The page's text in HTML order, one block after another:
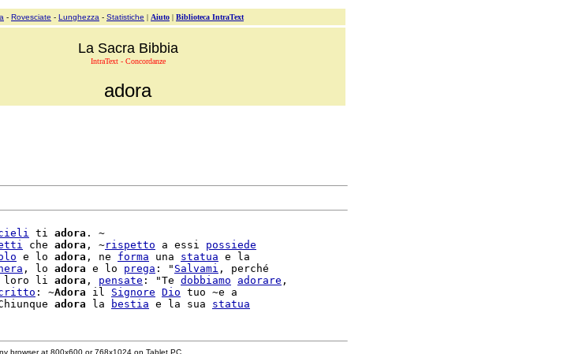
- Rovesciate - Lunghezza - Statistiche | Aiuto | Biblioteca IntraText
La Sacra Bibbia
IntraText - Concordanze
adora
ti adora . ~
che adora , ~rispetto a essi possiede
e lo adora , ne forma una statua e la
, lo adora e lo prega : " Salvami , perché
loro li adora , pensate : "Te dobbiamo adorare ,
: ~Adora il Signore Dio tuo ~e a
adora la bestia e la sua statua
browser at 800x600 or 768x1024 on Tablet PC